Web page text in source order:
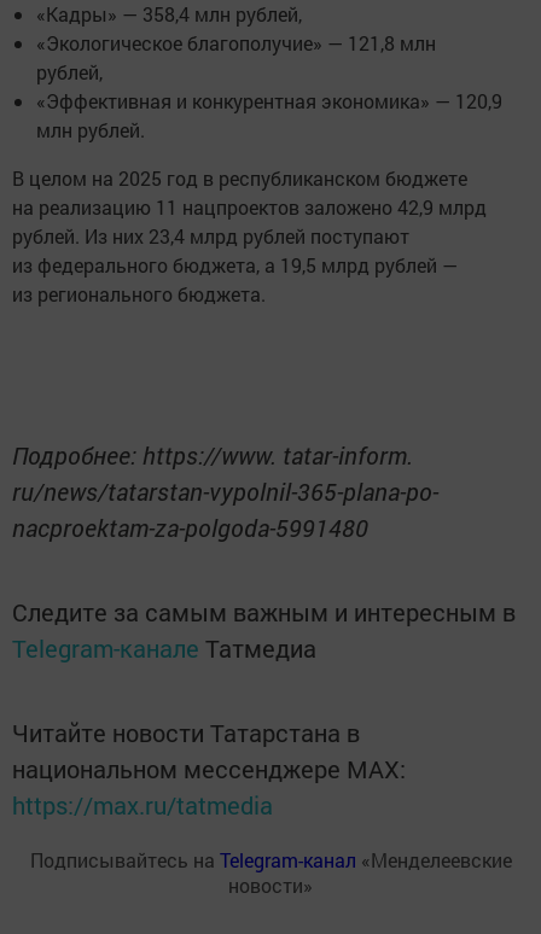
«Кадры» — 358,4 млн рублей,
«Экологическое благополучие» — 121,8 млн
рублей,
«Эффективная и конкурентная экономика» — 120,9
млн рублей.
В целом на 2025 год в республиканском бюджете
на реализацию 11 нацпроектов заложено 42,9 млрд
рублей. Из них 23,4 млрд рублей поступают
из федерального бюджета, а 19,5 млрд рублей —
из регионального бюджета.
Подробнее: https://www. tatar-inform.
ru/news/tatarstan-vypolnil-365-plana-po-
nacproektam-za-polgoda-5991480
Следите за самым важным и интересным в
Telegram-канале Татмедиа
Читайте новости Татарстана в
национальном мессенджере MАХ:
https://max.ru/tatmedia
Подписывайтесь на Telegram-канал «Менделеевские
новости»